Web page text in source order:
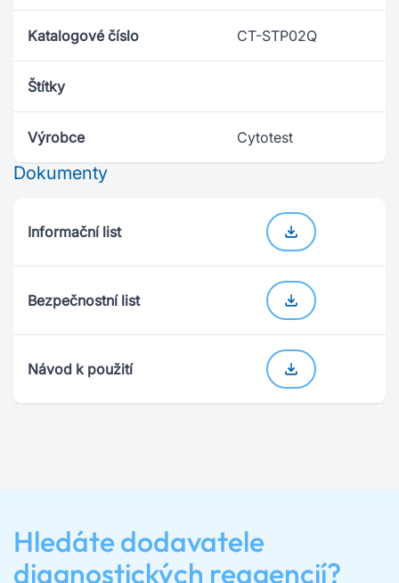
Katalogové číslo CT-STP02Q
Štítky
Výrobce Cytotest
Dokumenty
Informační list
Bezpečnostní list
Návod k použití
Hledáte dodavatele
diagnostických reagencií?